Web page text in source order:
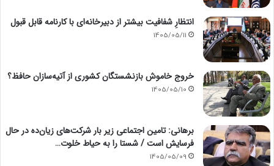
انتظارِ شفافیت بیشتر از دبیرخانه‌ای با کارنامه قابل قبول
1405/05/11
خروج خاموش بازنشستگان کشوری از آتیه‌سازان حافظ؟
1405/05/10
برهانی: تامین اجتماعی زیر بار شرکت‌های زیان‌ده در حال
فرسایش است / شستا را به حیاط خلوت…
1405/05/09